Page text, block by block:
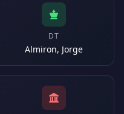
DT
Almiron, Jorge